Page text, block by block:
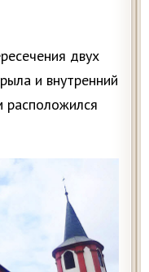
двух
и внутренний
расположился